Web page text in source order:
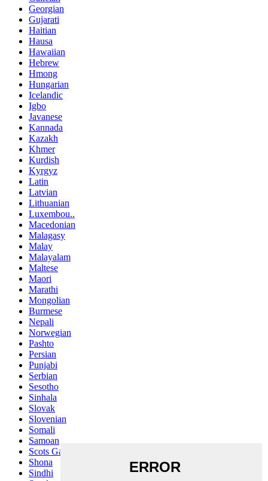
Georgian
Gujarati
Haitian
Hausa
Hawaiian
Hebrew
Hmong
Hungarian
Icelandic
Igbo
Javanese
Kannada
Kazakh
Khmer
Kurdish
Kyrgyz
Latin
Latvian
Lithuanian
Luxembou..
Macedonian
Malagasy
Malay
Malayalam
Maltese
Maori
Marathi
Mongolian
Burmese
Nepali
Norwegian
Pashto
Persian
Punjabi
Serbian
Sesotho
Sinhala
Slovak
Slovenian
Somali
Samoan
Scots Gaelic
Shona
Sindhi